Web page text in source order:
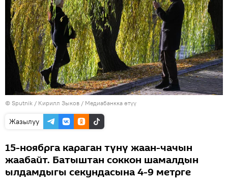
© Sputnik / Кирилл Зыков / Медиабанкка өтүү
Жазылуу
15-ноябрга караган түнү жаан-чачын
жаабайт. Батыштан соккон шамалдын
ылдамдыгы секундасына 4-9 метрге